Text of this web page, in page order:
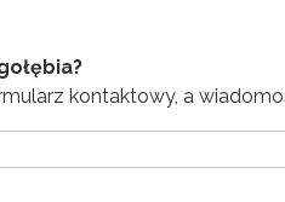
kontaktowy, a